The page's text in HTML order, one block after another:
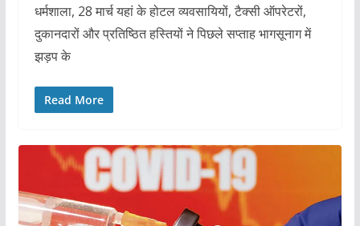
धर्मशाला, 28 मार्च यहां के होटल व्यवसायियों, टैक्सी ऑपरेटरों,
दुकानदारों और प्रतिष्ठित हस्तियों ने पिछले सप्ताह भागसूनाग में
झड़प के
Read More